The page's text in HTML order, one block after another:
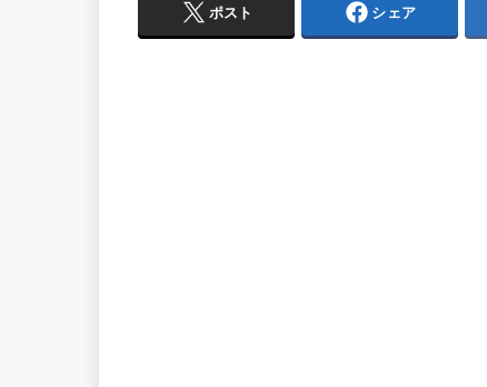
ポスト シェア